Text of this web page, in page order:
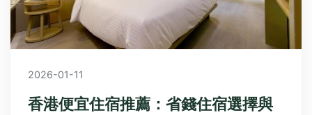
2026-01-11
香港便宜住宿推薦：省錢住宿選擇與